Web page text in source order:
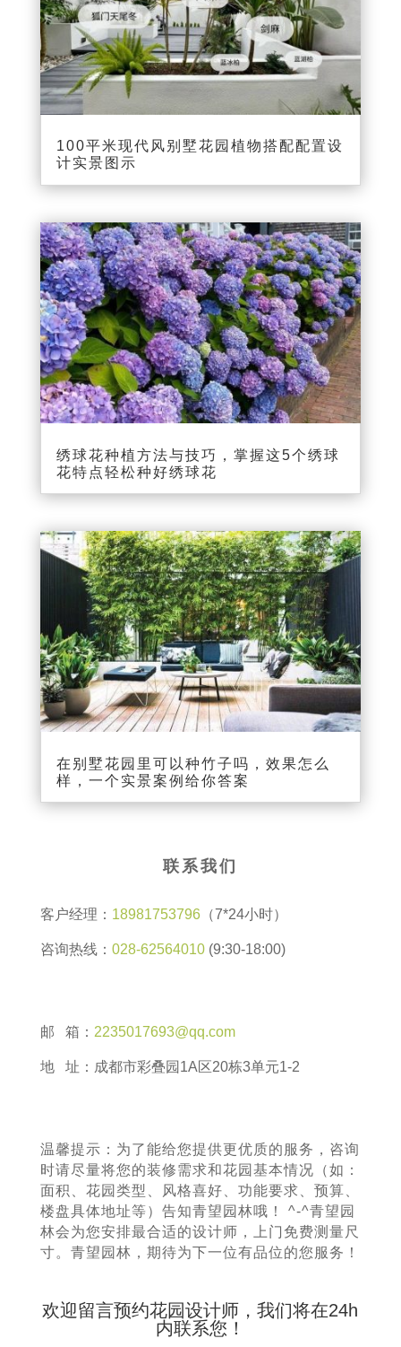
100平米现代风别墅花园植物搭配配置设
计实景图示
绣球花种植方法与技巧，掌握这5个绣球
花特点轻松种好绣球花
在别墅花园里可以种竹子吗，效果怎么
样，一个实景案例给你答案
联系我们
客户经理： 18981753796（7*24小时）
咨询热线： 028-62564010(9:30-18:00)
邮 箱： 2235017693@qq.com
地 址：成都市彩叠园1A区20栋3单元1-2
温馨提示：为了能给您提供更优质的服务，咨询
时请尽量将您的装修需求和花园基本情况（如：
面积、花园类型、风格喜好、功能要求、预算、
楼盘具体地址等）告知青望园林哦！ ^-^青望园
林会为您安排最合适的设计师，上门免费测量尺
寸。青望园林，期待为下一位有品位的您服务！
欢迎留言预约花园设计师，我们将在24h
内联系您！